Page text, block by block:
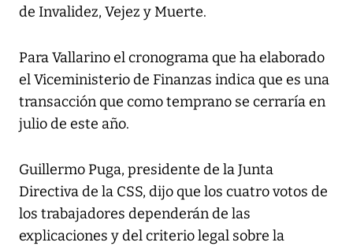
de Invalidez, Vejez y Muerte.
Para Vallarino el cronograma que ha elaborado
el Viceministerio de Finanzas indica que es una
transacción que como temprano se cerraría en
julio de este año.
Guillermo Puga, presidente de la Junta
Directiva de la CSS, dijo que los cuatro votos de
los trabajadores dependerán de las
explicaciones y del criterio legal sobre la